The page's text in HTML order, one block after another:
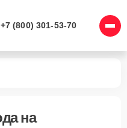
+7 (800) 301-53-70
на